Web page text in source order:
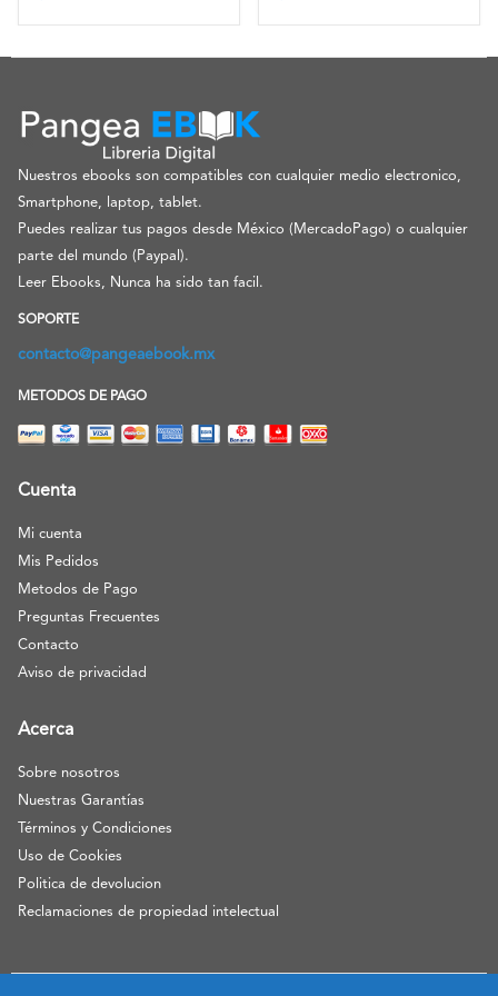
Nuestros ebooks son compatibles con cualquier medio electronico,
Smartphone, laptop, tablet.
Puedes realizar tus pagos desde México (MercadoPago) o cualquier
parte del mundo (Paypal).
Leer Ebooks, Nunca ha sido tan facil.
SOPORTE
contacto@pangeaebook.mx
METODOS DE PAGO
Cuenta
Mi cuenta
Mis Pedidos
Metodos de Pago
Preguntas Frecuentes
Contacto
Aviso de privacidad
Acerca
Sobre nosotros
Nuestras Garantías
Términos y Condiciones
Uso de Cookies
Politica de devolucion
Reclamaciones de propiedad intelectual